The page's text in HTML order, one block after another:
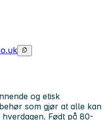
og etisk
som gjør at alle kan
Født på 80-